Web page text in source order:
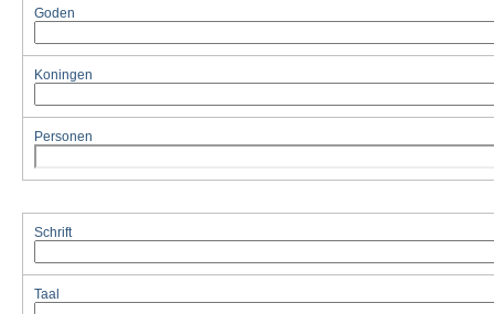
Goden
Koningen
Personen
Schrift
Taal